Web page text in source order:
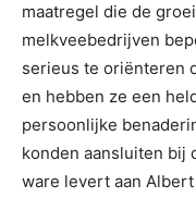
maatregel die de
melkveebedrijven
serieus te oriënteren
en hebben ze een
persoonlijke
konden aansluiten bij
ware levert aan Albert